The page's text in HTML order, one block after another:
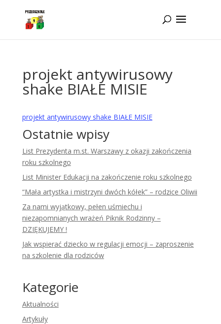
projekt antywirusowy
shake BIAŁE MISIE
projekt antywirusowy shake BIAŁE MISIE
Ostatnie wpisy
List Prezydenta m.st. Warszawy z okazji zakończenia
roku szkolnego
List Minister Edukacji na zakończenie roku szkolnego
“Mała artystka i mistrzyni dwóch kółek” – rodzice Oliwii
Za nami wyjątkowy, pełen uśmiechu i
niezapomnianych wrażeń Piknik Rodzinny –
DZIĘKUJEMY !
Jak wspierać dziecko w regulacji emocji – zaproszenie
na szkolenie dla rodziców
Kategorie
Aktualności
Artykuły